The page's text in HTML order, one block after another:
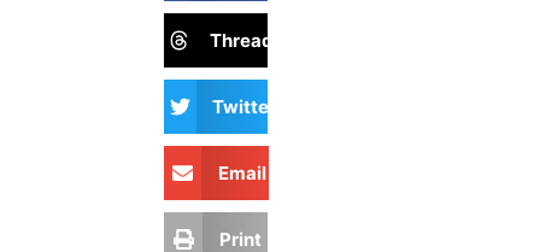
Threads
Twitter
Email
Print